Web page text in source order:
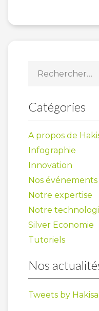
Catégories
A propos de
Infographie
Innovation
Nos événements
Notre expertise
Notre
Silver Economie
Tutoriels
Nos
Tweets by